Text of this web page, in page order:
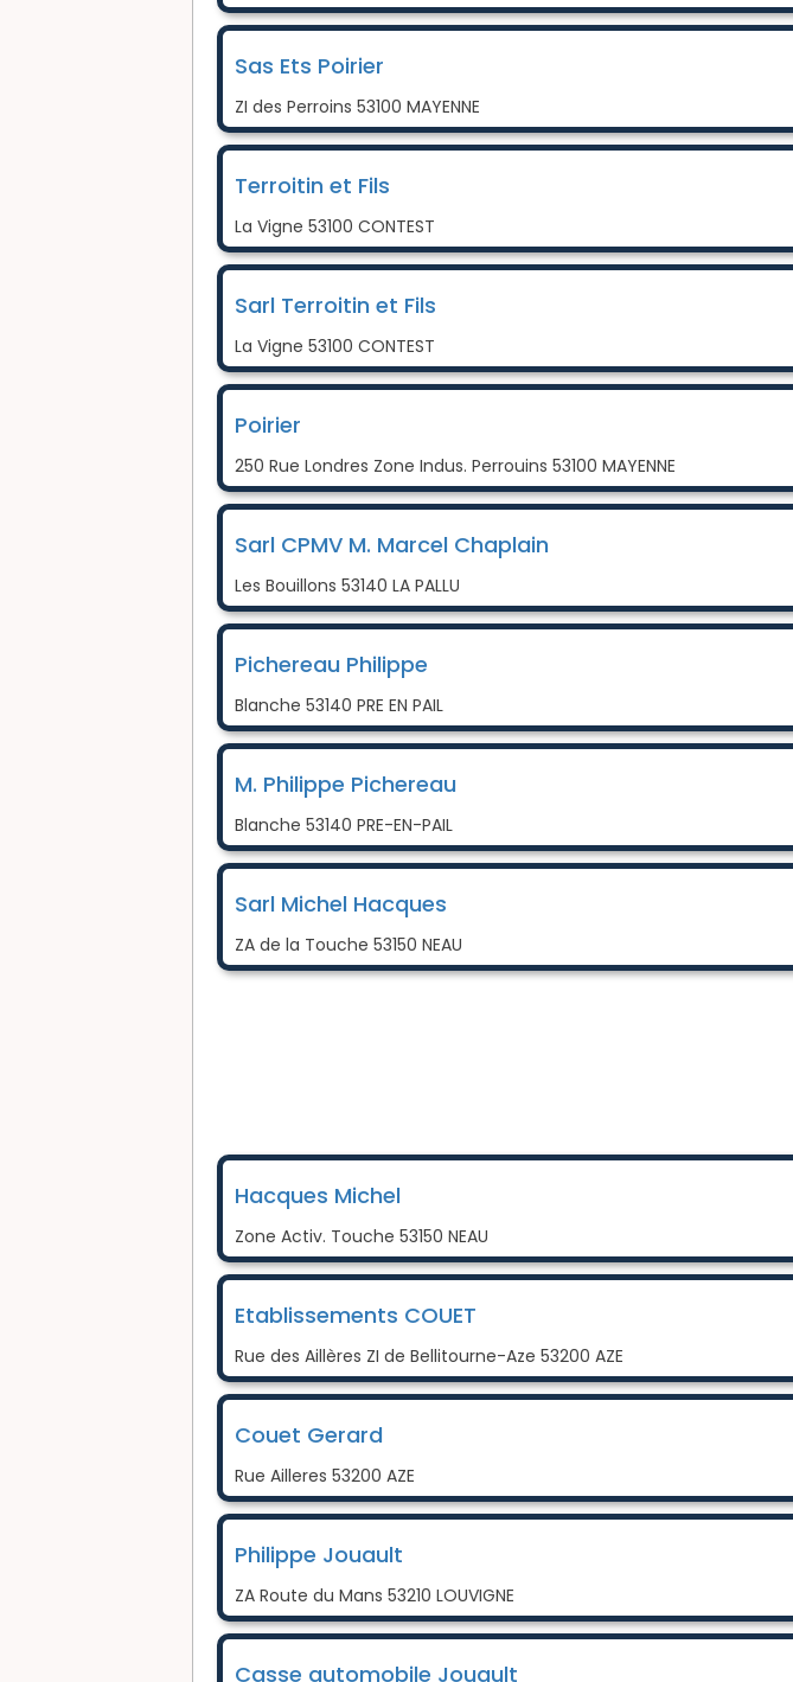
Sas Ets Poirier
ZI des Perroins 53100 MAYENNE
Terroitin et Fils
La Vigne 53100 CONTEST
Sarl Terroitin et Fils
La Vigne 53100 CONTEST
Poirier
250 Rue Londres Zone Indus. Perrouins 53100 MAYENNE
Sarl CPMV M. Marcel Chaplain
Les Bouillons 53140 LA PALLU
Pichereau Philippe
Blanche 53140 PRE EN PAIL
M. Philippe Pichereau
Blanche 53140 PRE-EN-PAIL
Sarl Michel Hacques
ZA de la Touche 53150 NEAU
Hacques Michel
Zone Activ. Touche 53150 NEAU
Etablissements COUET
Rue des Aillères ZI de Bellitourne-Aze 53200 AZE
Couet Gerard
Rue Ailleres 53200 AZE
Philippe Jouault
ZA Route du Mans 53210 LOUVIGNE
Casse automobile Jouault